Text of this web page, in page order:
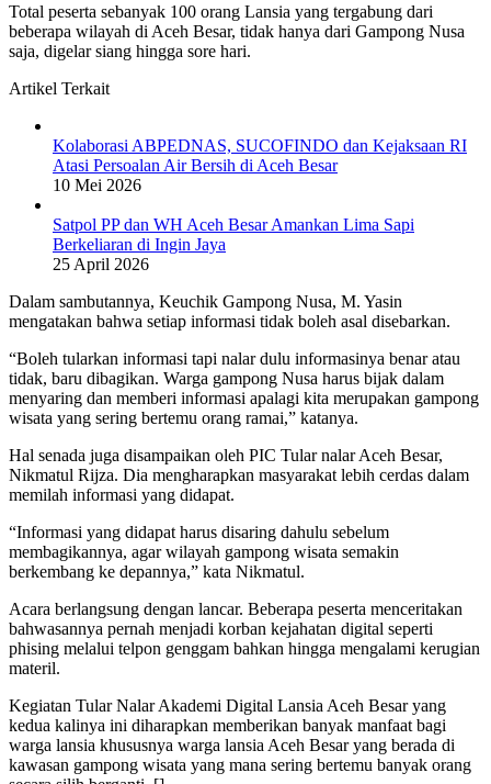
Total peserta sebanyak 100 orang Lansia yang tergabung dari
beberapa wilayah di Aceh Besar, tidak hanya dari Gampong Nusa
saja, digelar siang hingga sore hari.
Artikel Terkait
Kolaborasi ABPEDNAS, SUCOFINDO dan Kejaksaan RI
Atasi Persoalan Air Bersih di Aceh Besar
10 Mei 2026
Satpol PP dan WH Aceh Besar Amankan Lima Sapi
Berkeliaran di Ingin Jaya
25 April 2026
Dalam sambutannya, Keuchik Gampong Nusa, M. Yasin
mengatakan bahwa setiap informasi tidak boleh asal disebarkan.
“Boleh tularkan informasi tapi nalar dulu informasinya benar atau
tidak, baru dibagikan. Warga gampong Nusa harus bijak dalam
menyaring dan memberi informasi apalagi kita merupakan gampong
wisata yang sering bertemu orang ramai,” katanya.
Hal senada juga disampaikan oleh PIC Tular nalar Aceh Besar,
Nikmatul Rijza. Dia mengharapkan masyarakat lebih cerdas dalam
memilah informasi yang didapat.
“Informasi yang didapat harus disaring dahulu sebelum
membagikannya, agar wilayah gampong wisata semakin
berkembang ke depannya,” kata Nikmatul.
Acara berlangsung dengan lancar. Beberapa peserta menceritakan
bahwasannya pernah menjadi korban kejahatan digital seperti
phising melalui telpon genggam bahkan hingga mengalami kerugian
materil.
Kegiatan Tular Nalar Akademi Digital Lansia Aceh Besar yang
kedua kalinya ini diharapkan memberikan banyak manfaat bagi
warga lansia khususnya warga lansia Aceh Besar yang berada di
kawasan gampong wisata yang mana sering bertemu banyak orang